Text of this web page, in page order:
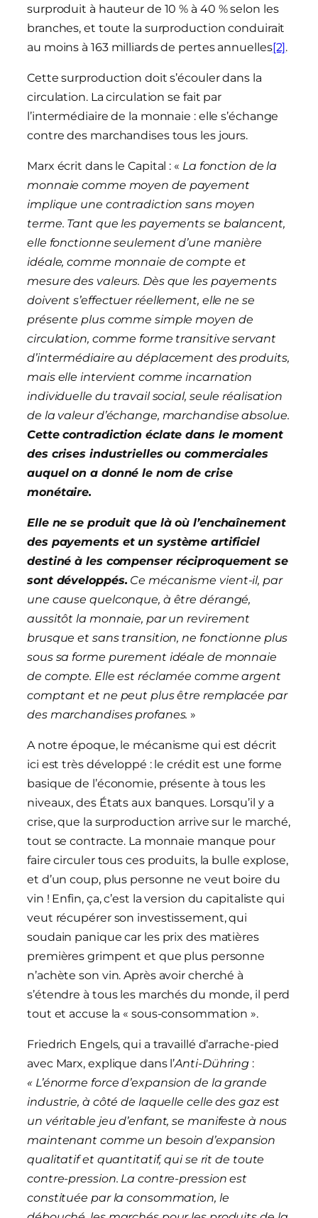
surproduit à hauteur de 10 % à 40 % selon les
branches, et toute la surproduction conduirait
au moins à 163 milliards de pertes annuelles[2].
Cette surproduction doit s’écouler dans la
circulation. La circulation se fait par
l’intermédiaire de la monnaie : elle s’échange
contre des marchandises tous les jours.
Marx écrit dans le Capital : « La fonction de la
monnaie comme moyen de payement
implique une contradiction sans moyen
terme. Tant que les payements se balancent,
elle fonctionne seulement d’une manière
idéale, comme monnaie de compte et
mesure des valeurs. Dès que les payements
doivent s’effectuer réellement, elle ne se
présente plus comme simple moyen de
circulation, comme forme transitive servant
d’intermédiaire au déplacement des produits,
mais elle intervient comme incarnation
individuelle du travail social, seule réalisation
de la valeur d’échange, marchandise absolue.
Cette contradiction éclate dans le moment
des crises industrielles ou commerciales
auquel on a donné le nom de crise
monétaire.
Elle ne se produit que là où l’enchaînement
des payements et un système artificiel
destiné à les compenser réciproquement se
sont développés. Ce mécanisme vient-il, par
une cause quelconque, à être dérangé,
aussitôt la monnaie, par un revirement
brusque et sans transition, ne fonctionne plus
sous sa forme purement idéale de monnaie
de compte. Elle est réclamée comme argent
comptant et ne peut plus être remplacée par
des marchandises profanes. »
A notre époque, le mécanisme qui est décrit
ici est très développé : le crédit est une forme
basique de l’économie, présente à tous les
niveaux, des États aux banques. Lorsqu’il y a
crise, que la surproduction arrive sur le marché,
tout se contracte. La monnaie manque pour
faire circuler tous ces produits, la bulle explose,
et d’un coup, plus personne ne veut boire du
vin ! Enfin, ça, c’est la version du capitaliste qui
veut récupérer son investissement, qui
soudain panique car les prix des matières
premières grimpent et que plus personne
n’achète son vin. Après avoir cherché à
s’étendre à tous les marchés du monde, il perd
tout et accuse la « sous-consommation ».
Friedrich Engels, qui a travaillé d’arrache-pied
avec Marx, explique dans l’Anti-Dühring :
« L’énorme force d’expansion de la grande
industrie, à côté de laquelle celle des gaz est
un véritable jeu d’enfant, se manifeste à nous
maintenant comme un besoin d’expansion
qualitatif et quantitatif, qui se rit de toute
contre-pression. La contre-pression est
constituée par la consommation, le